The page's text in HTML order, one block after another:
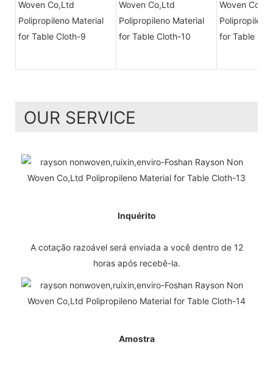
OUR SERVICE
Inquérito
A cotação razoável será enviada a você dentro de 12
horas após recebê-la.
Amostra